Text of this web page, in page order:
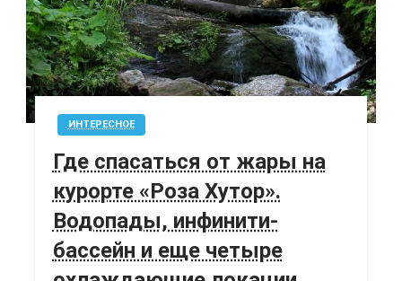
ИНТЕРЕСНОЕ
Где спасаться от жары на
курорте «Роза Хутор».
Водопады, инфинити-
бассейн и еще четыре